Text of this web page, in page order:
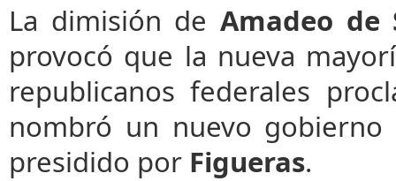
La dimisión de Amadeo de
provocó que la nueva
republicanos federales
nombró un nuevo
presidido por Figueras.